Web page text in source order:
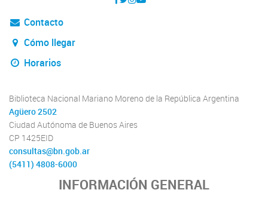
Contacto
Cómo llegar
Horarios
Biblioteca Nacional Mariano Moreno de la República Argentina
Agüero 2502
Ciudad Autónoma de Buenos Aires
CP 1425EID
consultas@bn.gob.ar
(5411) 4808-6000
INFORMACIÓN GENERAL